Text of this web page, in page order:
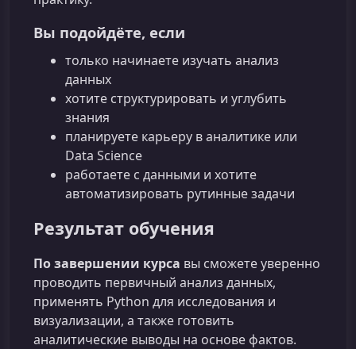
Вы подойдёте, если
только начинаете изучать анализ
данных
хотите структурировать и углубить
знания
планируете карьеру в аналитике или
Data Science
работаете с данными и хотите
автоматизировать рутинные задачи
Результат обучения
По завершении курса вы сможете уверенно
проводить первичный анализ данных,
применять Python для исследования и
визуализации, а также готовить
аналитические выводы на основе фактов.